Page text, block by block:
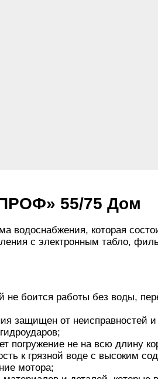
55/75 Дом
водоснабжения, которая
с электронным табло,
не боится работы без воды,
защищен от неисправностей
погружение не на всю длину
к грязной воде с высоким
мотора;